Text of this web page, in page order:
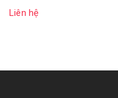
Liên hệ